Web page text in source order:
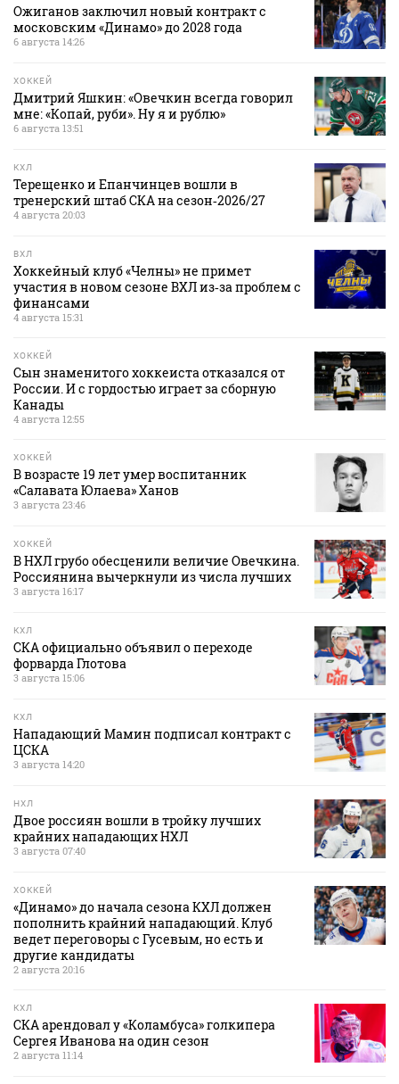
Ожиганов заключил новый контракт с
московским «Динамо» до 2028 года
6 августа 14:26
ХОККЕЙ
Дмитрий Яшкин: «Овечкин всегда говорил
мне: «Копай, руби». Ну я и рублю»
6 августа 13:51
КХЛ
Терещенко и Епанчинцев вошли в
тренерский штаб СКА на сезон‑2026/27
4 августа 20:03
ВХЛ
Хоккейный клуб «Челны» не примет
участия в новом сезоне ВХЛ из‑за проблем с
финансами
4 августа 15:31
ХОККЕЙ
Сын знаменитого хоккеиста отказался от
России. И с гордостью играет за сборную
Канады
4 августа 12:55
ХОККЕЙ
В возрасте 19 лет умер воспитанник
«Салавата Юлаева» Ханов
3 августа 23:46
ХОККЕЙ
В НХЛ грубо обесценили величие Овечкина.
Россиянина вычеркнули из числа лучших
3 августа 16:17
КХЛ
СКА официально объявил о переходе
форварда Глотова
3 августа 15:06
КХЛ
Нападающий Мамин подписал контракт с
ЦСКА
3 августа 14:20
НХЛ
Двое россиян вошли в тройку лучших
крайних нападающих НХЛ
3 августа 07:40
ХОККЕЙ
«Динамо» до начала сезона КХЛ должен
пополнить крайний нападающий. Клуб
ведет переговоры с Гусевым, но есть и
другие кандидаты
2 августа 20:16
КХЛ
СКА арендовал у «Коламбуса» голкипера
Сергея Иванова на один сезон
2 августа 11:14